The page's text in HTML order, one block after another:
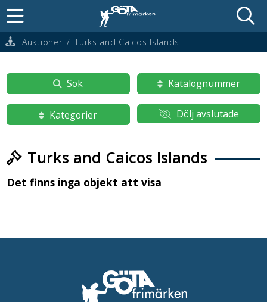
Auktioner / Turks and Caicos Islands
Sök Katalognummer
Kategorier Dölj avslutade
Turks and Caicos Islands
Det finns inga objekt att visa